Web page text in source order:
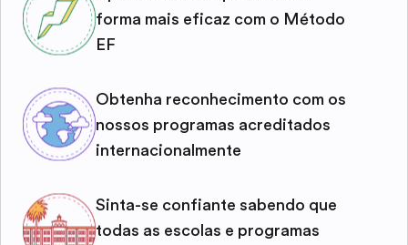
forma mais eficaz com o Método
EF
Obtenha reconhecimento com os
nossos programas acreditados
internacionalmente
Sinta-se confiante sabendo que
todas as escolas e programas